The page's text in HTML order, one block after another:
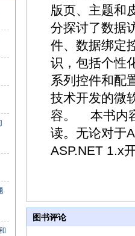
版页、主题和
分探讨了数据
件、数据绑定
识，包括个性
系列控件和配
技术开发的微
容。 本书内
读。无论对于
ASP.NET 1.x
图书评论